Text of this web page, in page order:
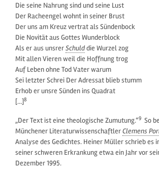
Die seine Nahrung sind und seine Lust
Der Racheengel wohnt in seiner Brust
Der uns am Kreuz vertrat als Sündenbock
Die Novität aus Gottes Wunderblock
Als er aus unsrerSchulddie Wurzel zog
Mit allen Vieren weil die Hoffnung trog
Auf Leben ohne Tod Vater warum
Sei letzter Schrei Der Adressat blieb stumm
Erhob er unsre Sünden ins Quadrat
[…]8
„Der Text ist eine theologische Zumutung.“9 So
Münchener LiteraturwissenschaftlerClemens
Analyse des Gedichtes. Heiner Müller schrieb es
seiner schweren Erkrankung etwa ein Jahr vor
Dezember 1995.